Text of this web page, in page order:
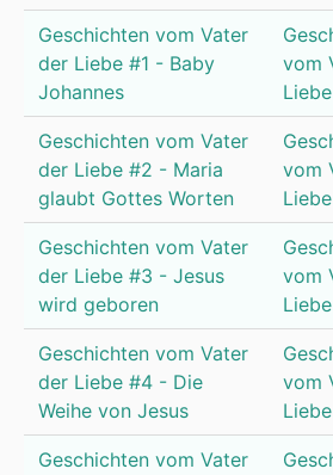
Geschichten vom Vater
der Liebe #1 - Baby
Johannes
vom
Liebe
Geschichten vom Vater
der Liebe #2 - Maria
glaubt Gottes Worten
vom
Liebe
Geschichten vom Vater
der Liebe #3 - Jesus
wird geboren
vom
Liebe
Geschichten vom Vater
der Liebe #4 - Die
Weihe von Jesus
vom
Liebe
Geschichten vom Vater